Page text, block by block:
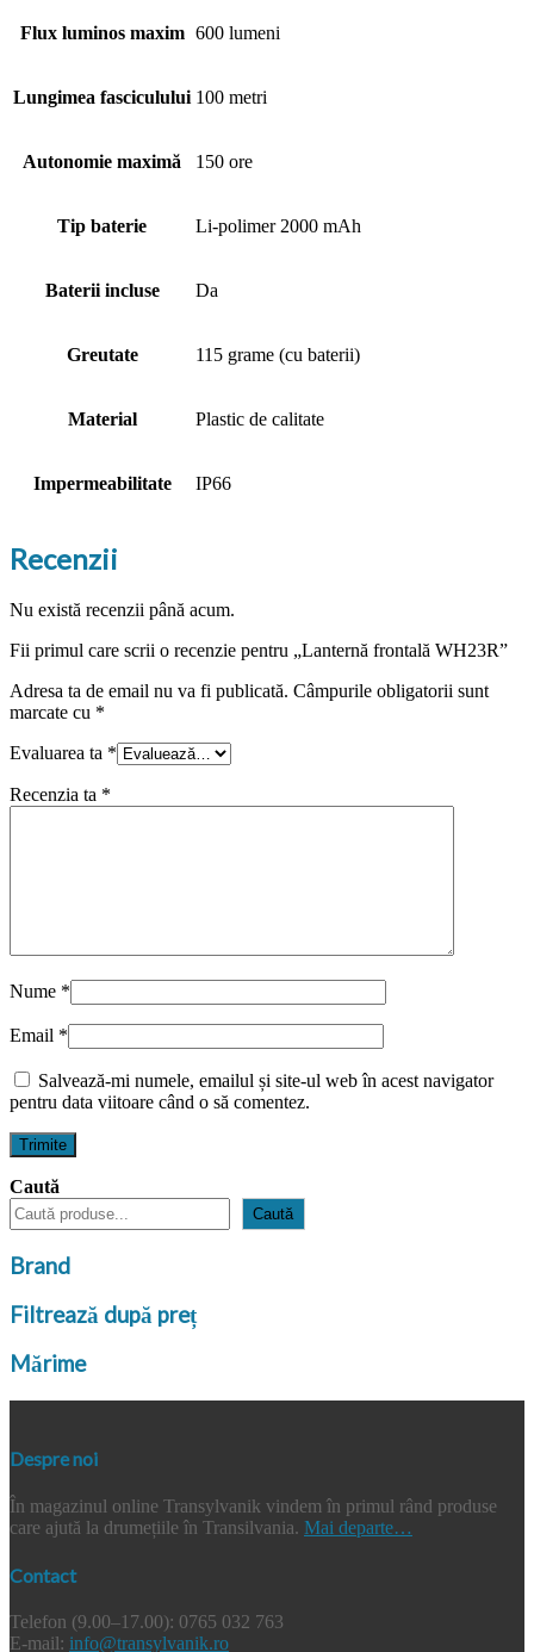
Flux luminos maxim 600 lumeni
Lungimea fasciculului 100 metri
Autonomie maximă 150 ore
Tip baterie Li-polimer 2000 mAh
Baterii incluse Da
Greutate 115 grame (cu baterii)
Material Plastic de calitate
Impermeabilitate IP66
Recenzii
Nu există recenzii până acum.
Fii primul care scrii o recenzie pentru „Lanternă frontală WH23R”
Adresa ta de email nu va fi publicată. Câmpurile obligatorii sunt
marcate cu *
Evaluarea ta *
Recenzia ta *
Nume *
Email *
Salvează-mi numele, emailul și site-ul web în acest navigator
pentru data viitoare când o să comentez.
Caută
Caută
Brand
Filtrează după preț
Mărime
Despre noi
În magazinul online Transylvanik vindem în primul rând produse
care ajută la drumețiile în Transilvania. Mai departe…
Contact
Telefon (9.00–17.00): 0765 032 763
E-mail: info@transylvanik.ro